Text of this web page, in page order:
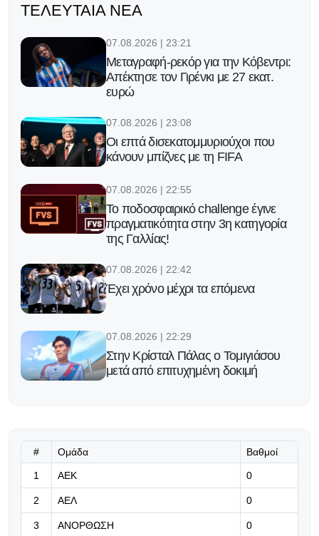
ΤΕΛΕΥΤΑΊΑ ΝΈΑ
07.08.2026 | 23:21
Μεταγραφή-ρεκόρ για την Κόβεντρι:
Απέκτησε τον Γιρένκι με 27 εκατ.
ευρώ
07.08.2026 | 23:08
Οι επτά δισεκατομμυριούχοι που
κάνουν μπίζνες με τη FIFA
07.08.2026 | 22:55
Το ποδοσφαιρικό challenge έγινε
πραγματικότητα στην 3η κατηγορία
της Γαλλίας!
07.08.2026 | 22:42
Έχει χρόνο μέχρι τα επόμενα
07.08.2026 | 22:29
Στην Κρίσταλ Πάλας ο Τομιγιάσου
μετά από επιτυχημένη δοκιμή
Η Γαλατασαράι πάει για το
μεταγραφικό «μπαμ» με Μαρτινέλι
# Ομάδα Βαθμοί
1 ΑΕΚ 0
2 ΑΕΛ 0
3 ΑΝΟΡΘΩΣΗ 0